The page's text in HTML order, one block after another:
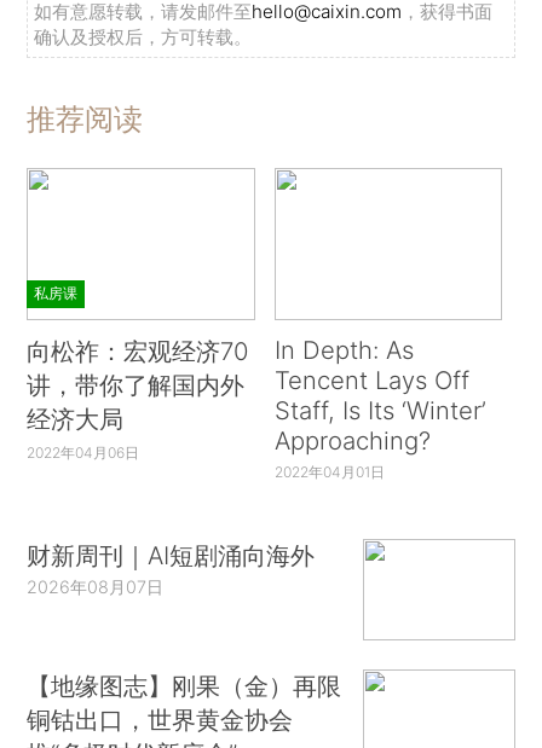
如有意愿转载，请发邮件至hello@caixin.com ，获得书面
确认及授权后，方可转载。
推荐阅读
私房课
向松祚：宏观经济70
讲，带你了解国内外
经济大局
2022年04月06日
In Depth: As
Tencent Lays Off
Staff, Is Its ‘Winter’
Approaching?
2022年04月01日
财新周刊｜AI短剧涌向海外
2026年08月07日
【地缘图志】刚果（金）再限
铜钴出口，世界黄金协会